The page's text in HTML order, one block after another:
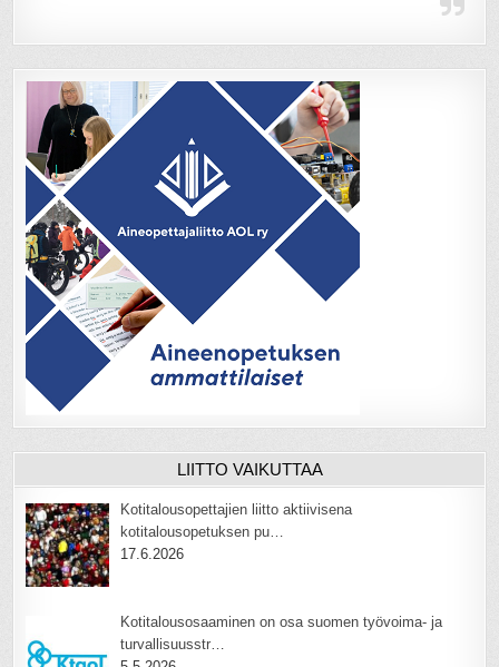
LIITTO VAIKUTTAA
Kotitalousopettajien liitto aktiivisena
kotitalousopetuksen pu…
17.6.2026
Kotitalousosaaminen on osa suomen työvoima- ja
turvallisuusstr…